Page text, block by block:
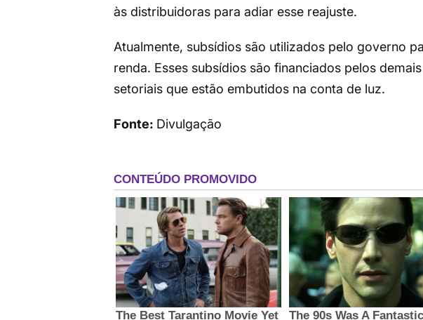
às distribuidoras para adiar esse reajuste.
Atualmente, subsídios são utilizados pelo governo
renda. Esses subsídios são financiados pelos
setoriais que estão embutidos na conta de luz.
Fonte: Divulgação